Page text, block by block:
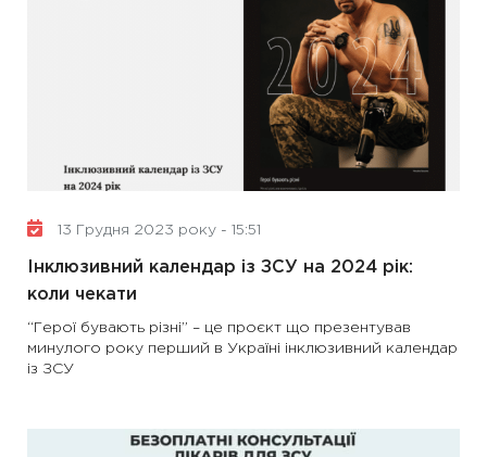
13 Грудня 2023 року - 15:51
Інклюзивний календар із ЗСУ на 2024 рік:
коли чекати
“Герої бувають різні” – це проєкт що презентував
минулого року перший в Україні інклюзивний календар
із ЗСУ